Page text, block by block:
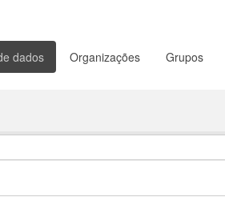
dados Organizações Grupos